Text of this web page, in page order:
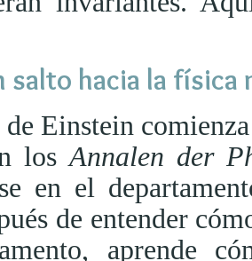
salto hacia la física
Einstein
los Annalen der
en el
de entender
aprende